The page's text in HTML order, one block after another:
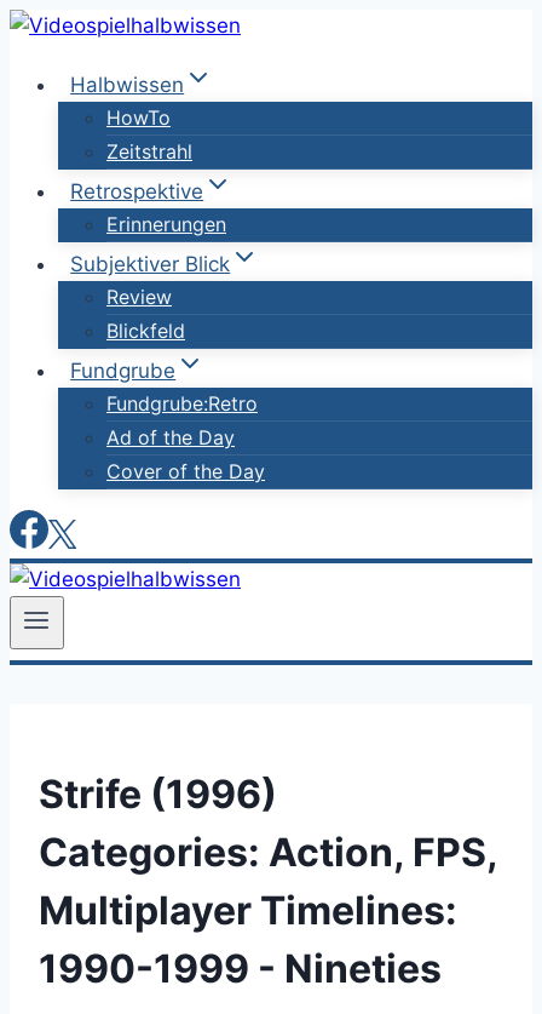
Zum
springenHalbwissen
HowTo
Zeitstrahl
Retrospektive
Erinnerungen
Subjektiver Blick
Review
Blickfeld
Fundgrube
Fundgrube:Retro
Ad of the Day
Cover of the Day
Strife (1996)
Categories: Action, FPS,
Multiplayer Timelines:
1990-1999 - Nineties